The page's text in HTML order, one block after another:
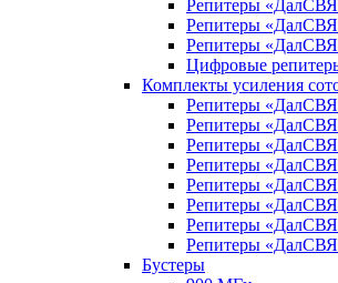
Репитеры
Репитеры
Репитеры
Цифровые
Комплекты усиления
Репитеры
Репитеры
Репитеры
Репитеры
Репитеры
Репитеры
Репитеры
Репитеры
Бустеры